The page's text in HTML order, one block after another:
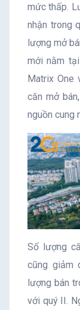
mức thấp.
nhận trong
lượng mở
mới nằm
Matrix One
căn mở
nguồn cung
Số lượng
cũng giảm
lượng bán
với quý II.